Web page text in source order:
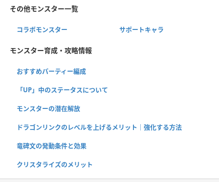
その他モンスター一覧
コラボモンスター サポートキャラ
モンスター育成・攻略情報
おすすめパーティー編成
「UP」中のステータスについて
モンスターの潜在解放
ドラゴンリンクのレベルを上げるメリット｜強化する方法
竜碑文の発動条件と効果
クリスタライズのメリット